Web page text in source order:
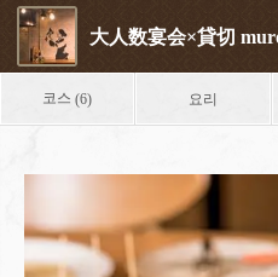
코스(6) 요리